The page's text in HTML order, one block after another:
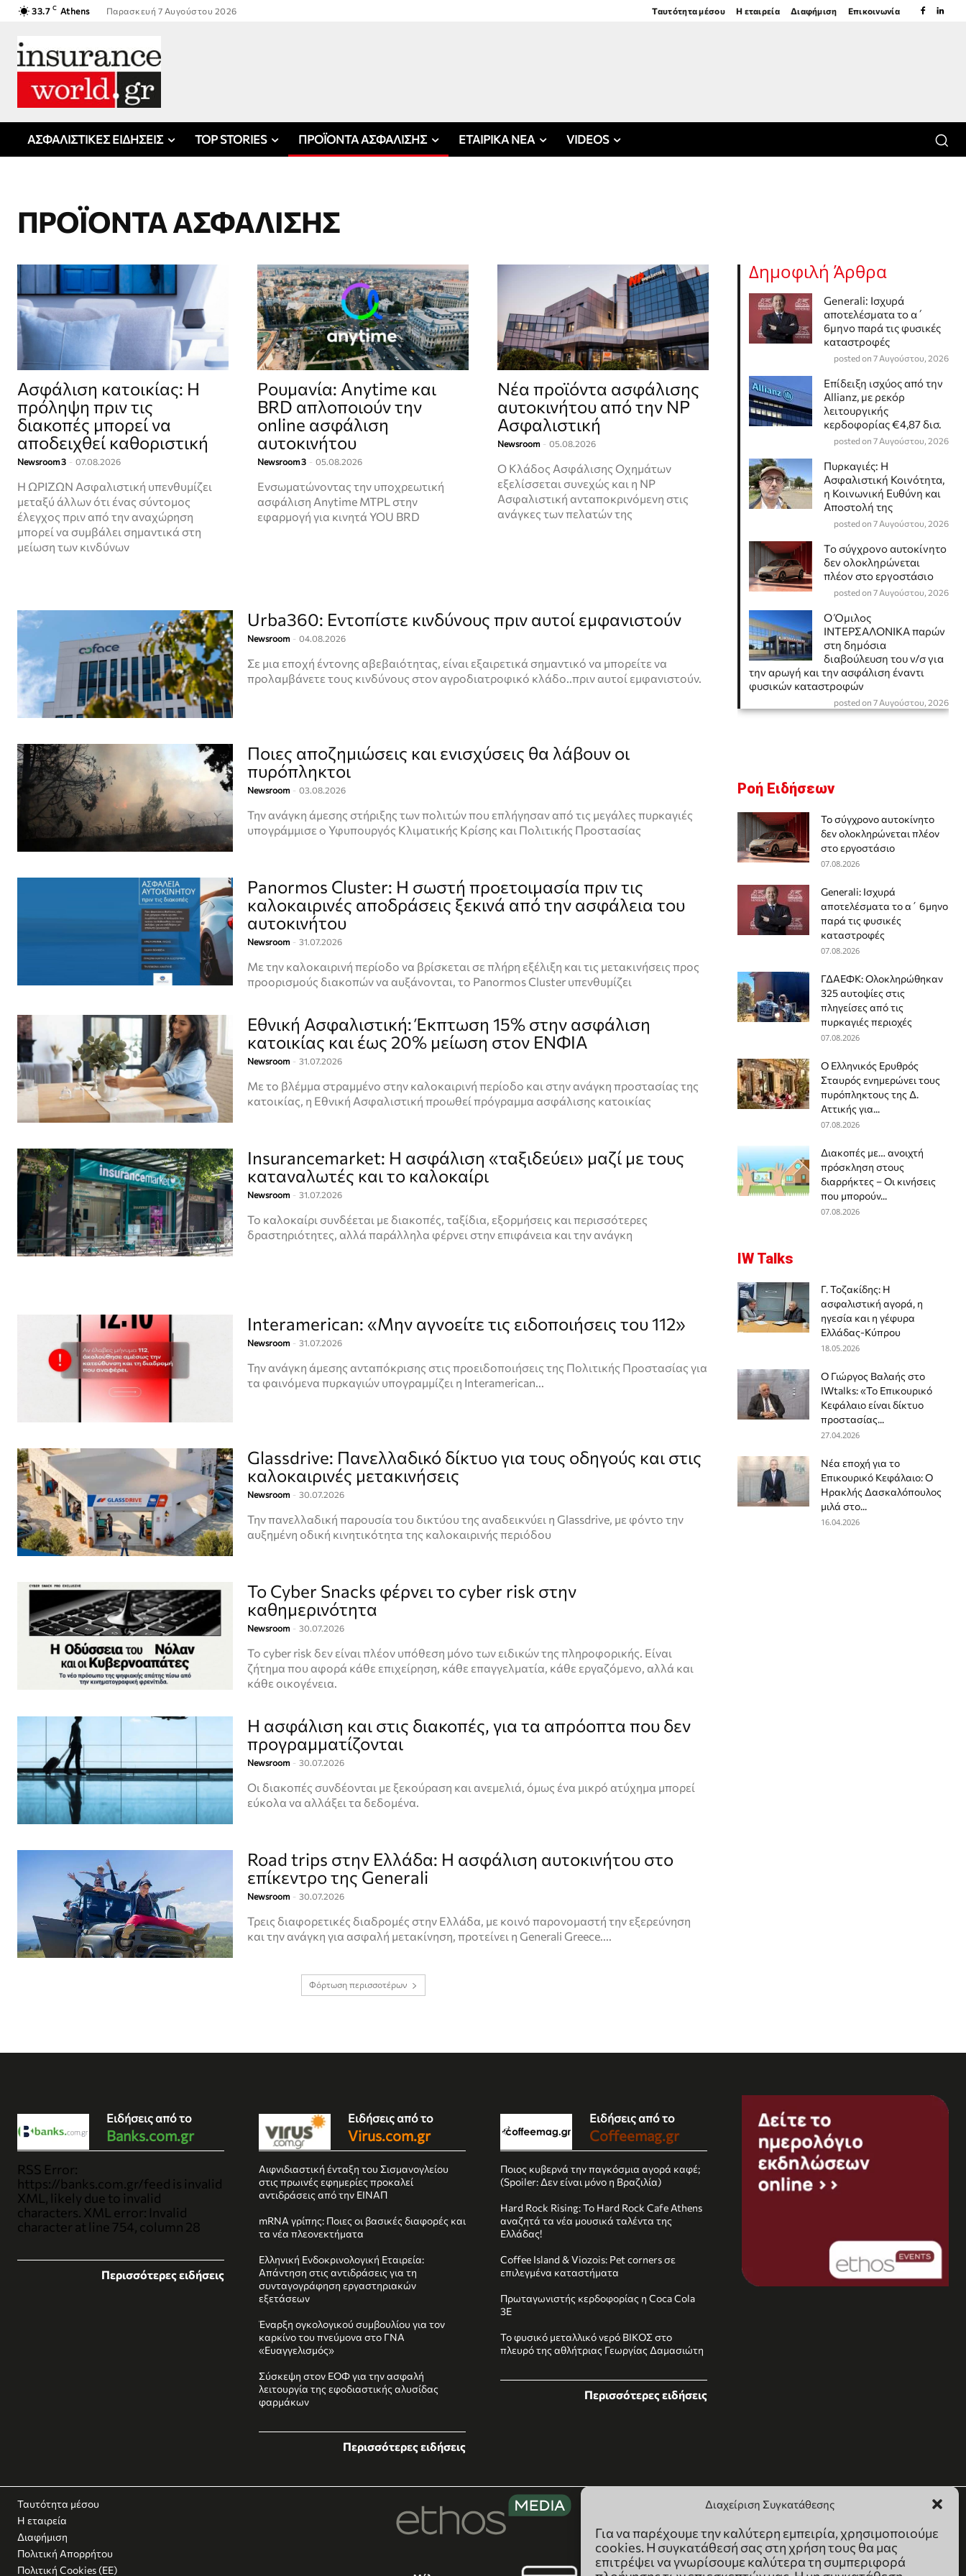
Διαχείριση Συγκατάθεσης
Για να παρέχουμε την καλύτερη εμπειρία, χρησιμοποιούμε
cookies. Η συγκατάθεσή σας στη χρήση τους θα μας
επιτρέψει να γνωρίσουμε καλύτερα τη συμπεριφορά
33.7 C Athens Παρασκευή 7 Αυγούστου 2026 Ταυτότητα μέσου Η εταιρεία Διαφήμιση Επικοινωνία
ΑΣΦΑΛΙΣΤΙΚΕΣ ΕΙΔΗΣΕΙΣ TOP STORIES ΠΡΟΪΟΝΤΑ ΑΣΦΑΛΙΣΗΣ ΕΤΑΙΡΙΚΑ ΝΕΑ VIDEOS
ΠΡΟΪΟΝΤΑ ΑΣΦΑΛΙΣΗΣ
Ασφάλιση κατοικίας: Η
πρόληψη πριν τις
διακοπές μπορεί να
αποδειχθεί καθοριστική
Newsroom 3 - 07.08.2026
Η ΩΡΙΖΩΝ Ασφαλιστική υπενθυμίζει
μεταξύ άλλων ότι ένας σύντομος
έλεγχος πριν από την αναχώρηση
μπορεί να συμβάλει σημαντικά στη
μείωση των κινδύνων
Ρουμανία: Anytime και
BRD απλοποιούν την
online ασφάλιση
αυτοκινήτου
Newsroom 3 - 05.08.2026
Ενσωματώνοντας την υποχρεωτική
ασφάλιση Anytime MTPL στην
εφαρμογή για κινητά YOU BRD
Νέα προϊόντα ασφάλισης
αυτοκινήτου από την NP
Ασφαλιστική
Newsroom - 05.08.2026
Ο Κλάδος Ασφάλισης Οχημάτων
εξελίσσεται συνεχώς και η ΝP
Ασφαλιστική ανταποκρινόμενη στις
ανάγκες των πελατών της
Urba360: Εντοπίστε κινδύνους πριν αυτοί εμφανιστούν
Newsroom - 04.08.2026
Σε μια εποχή έντονης αβεβαιότητας, είναι εξαιρετικά σημαντικό να μπορείτε να
προλαμβάνετε τους κινδύνους στον αγροδιατροφικό κλάδο..πριν αυτοί εμφανιστούν.
Ποιες αποζημιώσεις και ενισχύσεις θα λάβουν οι
πυρόπληκτοι
Newsroom - 03.08.2026
Την ανάγκη άμεσης στήριξης των πολιτών που επλήγησαν από τις μεγάλες πυρκαγιές
υπογράμμισε ο Υφυπουργός Κλιματικής Κρίσης και Πολιτικής Προστασίας
Panormos Cluster: Η σωστή προετοιμασία πριν τις
καλοκαιρινές αποδράσεις ξεκινά από την ασφάλεια του
αυτοκινήτου
Newsroom - 31.07.2026
Με την καλοκαιρινή περίοδο να βρίσκεται σε πλήρη εξέλιξη και τις μετακινήσεις προς
προορισμούς διακοπών να αυξάνονται, το Panormos Cluster υπενθυμίζει
Εθνική Ασφαλιστική: Έκπτωση 15% στην ασφάλιση
κατοικίας και έως 20% μείωση στον ΕΝΦΙΑ
Newsroom - 31.07.2026
Με το βλέμμα στραμμένο στην καλοκαιρινή περίοδο και στην ανάγκη προστασίας της
κατοικίας, η Εθνική Ασφαλιστική προωθεί πρόγραμμα ασφάλισης κατοικίας
Insurancemarket: Η ασφάλιση «ταξιδεύει» μαζί με τους
καταναλωτές και το καλοκαίρι
Newsroom - 31.07.2026
Το καλοκαίρι συνδέεται με διακοπές, ταξίδια, εξορμήσεις και περισσότερες
δραστηριότητες, αλλά παράλληλα φέρνει στην επιφάνεια και την ανάγκη
Interamerican: «Μην αγνοείτε τις ειδοποιήσεις του 112»
Newsroom - 31.07.2026
Την ανάγκη άμεσης ανταπόκρισης στις προειδοποιήσεις της Πολιτικής Προστασίας για
τα φαινόμενα πυρκαγιών υπογραμμίζει η Interamerican...
Glassdrive: Πανελλαδικό δίκτυο για τους οδηγούς και στις
καλοκαιρινές μετακινήσεις
Newsroom - 30.07.2026
Την πανελλαδική παρουσία του δικτύου της αναδεικνύει η Glassdrive, με φόντο την
αυξημένη οδική κινητικότητα της καλοκαιρινής περιόδου
Το Cyber Snacks φέρνει το cyber risk στην
καθημερινότητα
Newsroom - 30.07.2026
Το cyber risk δεν είναι πλέον υπόθεση μόνο των ειδικών της πληροφορικής. Είναι
ζήτημα που αφορά κάθε επιχείρηση, κάθε επαγγελματία, κάθε εργαζόμενο, αλλά και
κάθε οικογένεια.
Η ασφάλιση και στις διακοπές, για τα απρόοπτα που δεν
προγραμματίζονται
Newsroom - 30.07.2026
Οι διακοπές συνδέονται με ξεκούραση και ανεμελιά, όμως ένα μικρό ατύχημα μπορεί
εύκολα να αλλάξει τα δεδομένα.
Road trips στην Ελλάδα: Η ασφάλιση αυτοκινήτου στο
επίκεντρο της Generali
Newsroom - 30.07.2026
Τρεις διαφορετικές διαδρομές στην Ελλάδα, με κοινό παρονομαστή την εξερεύνηση
και την ανάγκη για ασφαλή μετακίνηση, προτείνει η Generali Greece....
Φόρτωση περισσοτέρων
Δημοφιλή Άρθρα
Generali: Ισχυρά
αποτελέσματα το α΄
6μηνο παρά τις φυσικές
καταστροφές
posted on 7 Αυγούστου, 2026
Επίδειξη ισχύος από την
Allianz, με ρεκόρ
λειτουργικής
κερδοφορίας €4,87 δισ.
posted on 7 Αυγούστου, 2026
Πυρκαγιές: Η
Ασφαλιστική Κοινότητα,
η Κοινωνική Ευθύνη και
Αποστολή της
posted on 7 Αυγούστου, 2026
Το σύγχρονο αυτοκίνητο
δεν ολοκληρώνεται
πλέον στο εργοστάσιο
posted on 7 Αυγούστου, 2026
Ο Όμιλος
ΙΝΤΕΡΣΑΛΟΝΙΚΑ παρών
στη δημόσια
διαβούλευση του ν/σ για
την αρωγή και την ασφάλιση έναντι
φυσικών καταστροφών
posted on 7 Αυγούστου, 2026
Ροή Ειδήσεων
Το σύγχρονο αυτοκίνητο
δεν ολοκληρώνεται πλέον
στο εργοστάσιο
07.08.2026
Generali: Ισχυρά
αποτελέσματα το α΄ 6μηνο
παρά τις φυσικές
καταστροφές
07.08.2026
ΓΔΑΕΦΚ: Ολοκληρώθηκαν
325 αυτοψίες στις
πληγείσες από τις
πυρκαγιές περιοχές
07.08.2026
Ο Ελληνικός Ερυθρός
Σταυρός ενημερώνει τους
πυρόπληκτους της Δ.
Αττικής για...
07.08.2026
Διακοπές με… ανοιχτή
πρόσκληση στους
διαρρήκτες – Οι κινήσεις
που μπορούν...
07.08.2026
IW Talks
Γ. Τοζακίδης: Η
ασφαλιστική αγορά, η
ηγεσία και η γέφυρα
Ελλάδας-Κύπρου
18.05.2026
Ο Γιώργος Βαλαής στο
IWtalks: «Το Επικουρικό
Κεφάλαιο είναι δίκτυο
προστασίας...
27.04.2026
Νέα εποχή για το
Επικουρικό Κεφάλαιο: Ο
Ηρακλής Δασκαλόπουλος
μιλά στο...
16.04.2026
Ειδήσεις από το
Banks.com.gr
RSS Error:
https://banks.com.gr/feed is invalid
XML, likely due to invalid
characters. XML error: Invalid
character at line 754, column 28
Περισσότερες ειδήσεις
Ειδήσεις από το
Virus.com.gr
Αιφνιδιαστική ένταξη του Σισμανογλείου
στις πρωινές εφημερίες προκαλεί
αντιδράσεις από την ΕΙΝΑΠ
mRNA γρίπης: Ποιες οι βασικές διαφορές και
τα νέα πλεονεκτήματα
Ελληνική Ενδοκρινολογική Εταιρεία:
Απάντηση στις αντιδράσεις για τη
συνταγογράφηση εργαστηριακών
εξετάσεων
Έναρξη ογκολογικού συμβουλίου για τον
καρκίνο του πνεύμονα στο ΓΝΑ
«Ευαγγελισμός»
Σύσκεψη στον ΕΟΦ για την ασφαλή
λειτουργία της εφοδιαστικής αλυσίδας
φαρμάκων
Περισσότερες ειδήσεις
Ειδήσεις από το
Coffeemag.gr
Ποιος κυβερνά την παγκόσμια αγορά καφέ;
(Spoiler: Δεν είναι μόνο η Βραζιλία)
Hard Rock Rising: Το Hard Rock Cafe Athens
αναζητά τα νέα μουσικά ταλέντα της
Ελλάδας!
Coffee Island & Viozois: Pet corners σε
επιλεγμένα καταστήματα
Πρωταγωνιστής κερδοφορίας η Coca Cola
3E
Το φυσικό μεταλλικό νερό ΒΙΚΟΣ στο
πλευρό της αθλήτριας Γεωργίας Δαμασιώτη
Περισσότερες ειδήσεις
Ταυτότητα μέσου
Η εταιρεία
Διαφήμιση
Πολιτική Απορρήτου
Πολιτική Cookies (ΕΕ)